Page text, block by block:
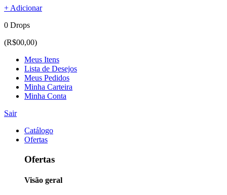
+ Adicionar
0 Drops
(R$00,00)
Meus Itens
Lista de Desejos
Meus Pedidos
Minha Carteira
Minha Conta
Sair
Catálogo
Ofertas
Ofertas
Visão geral